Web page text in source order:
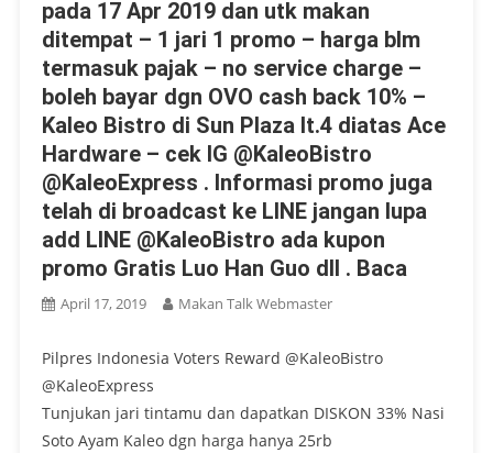
pada 17 Apr 2019 dan utk makan
ditempat – 1 jari 1 promo – harga blm
termasuk pajak – no service charge –
boleh bayar dgn OVO cash back 10% –
Kaleo Bistro di Sun Plaza lt.4 diatas Ace
Hardware – cek IG @KaleoBistro
@KaleoExpress . Informasi promo juga
telah di broadcast ke LINE jangan lupa
add LINE @KaleoBistro ada kupon
promo Gratis Luo Han Guo dll . Baca
April 17, 2019 Makan Talk Webmaster
Pilpres Indonesia Voters Reward @KaleoBistro
@KaleoExpress
Tunjukan jari tintamu dan dapatkan DISKON 33% Nasi
Soto Ayam Kaleo dgn harga hanya 25rb